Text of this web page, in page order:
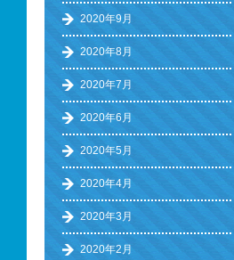
2020年9月
2020年8月
2020年7月
2020年6月
2020年5月
2020年4月
2020年3月
2020年2月